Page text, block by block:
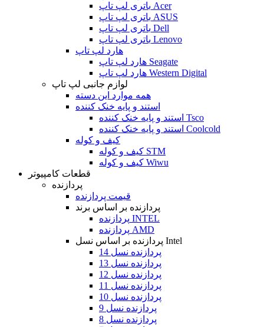
باتری لپ تاپ Acer
باتری لپ تاپ ASUS
باتری لپ تاپ Dell
باتری لپ تاپ Lenovo
هارد لپ تاپ
هارد لپ تاپ Seagate
هارد لپ تاپ Western Digital
لوازم جانبی لپ تاپ
همه موارد این دسته
استند و پایه خنک کننده
استند و پایه خنک کننده Tsco
استند و پایه خنک کننده Coolcold
کیف و کوله
کیف و کوله STM
کیف و کوله Wiwu
قطعات کامپیوتر
پردازنده
قیمت پردازنده
پردازنده بر اساس برند
پردازنده INTEL
پردازنده AMD
پردازنده بر اساس نسل Intel
پردازنده نسل 14
پردازنده نسل 13
پردازنده نسل 12
پردازنده نسل 11
پردازنده نسل 10
پردازنده نسل 9
پردازنده نسل 8